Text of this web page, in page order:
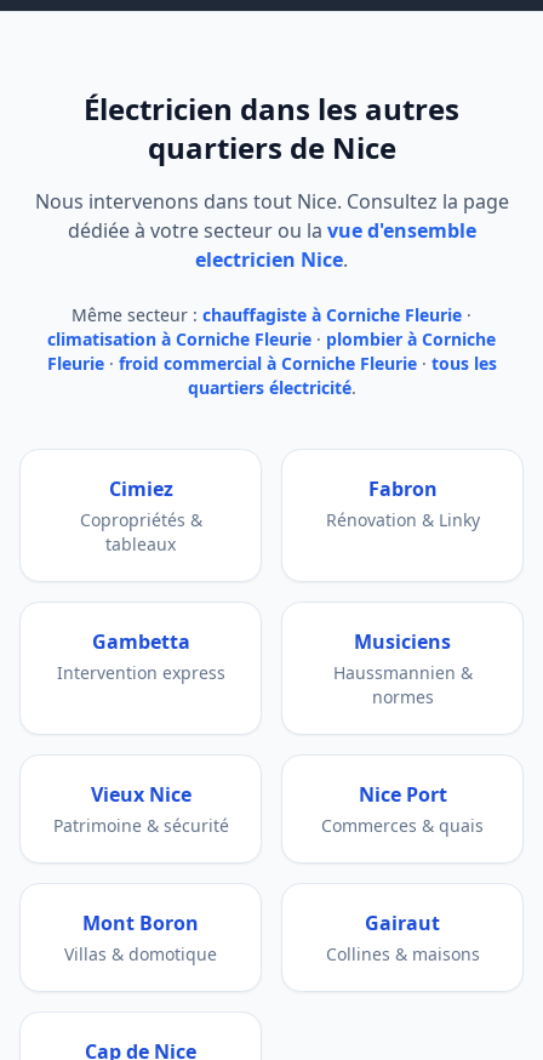
Électricien dans les autres
quartiers de Nice
Nous intervenons dans tout Nice. Consultez la page
dédiée à votre secteur ou la vue d'ensemble
electricien Nice.
Même secteur : chauffagiste à Corniche Fleurie ·
climatisation à Corniche Fleurie · plombier à Corniche
Fleurie· froid commercial à Corniche Fleurie· tous les
quartiers électricité.
Cimiez
Copropriétés &
tableaux
Fabron
Rénovation & Linky
Gambetta
Intervention express
Musiciens
Haussmannien &
normes
Vieux Nice
Patrimoine & sécurité
Nice Port
Commerces & quais
Mont Boron
Villas & domotique
Gairaut
Collines & maisons
Cap de Nice